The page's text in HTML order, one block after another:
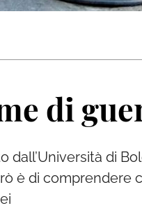
di
di
è di comprendere